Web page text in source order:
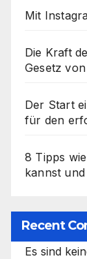
Mit
Die Kraft
Gesetz
Der Start
für den
8 Tipps
kannst
Recent
Es sind